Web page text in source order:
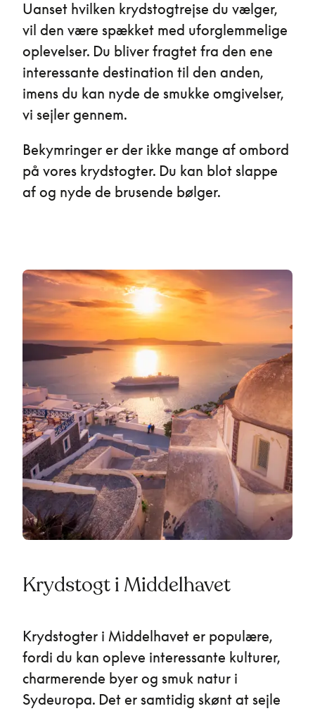
Uanset hvilken krydstogtrejse du vælger,
vil den være spækket med uforglemmelige
oplevelser. Du bliver fragtet fra den ene
interessante destination til den anden,
imens du kan nyde de smukke omgivelser,
vi sejler gennem.
Bekymringer er der ikke mange af ombord
på vores krydstogter. Du kan blot slappe
af og nyde de brusende bølger.
Krydstogt i Middelhavet
Krydstogter i Middelhavet er populære,
fordi du kan opleve interessante kulturer,
charmerende byer og smuk natur i
Sydeuropa. Det er samtidig skønt at sejle